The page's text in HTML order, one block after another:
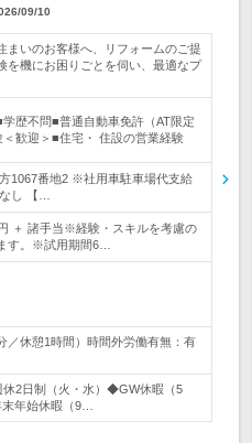
09/10
まいのお客様へ、リフォームのご提
を機にお困りごとを伺い、最適なプ
歴不問■普通自動車免許（AT限定
歓迎＞■住宅・ 住設の営業経験
1067番地2 ※社用車駐車場代支給
し 【…
＋ 諸手当※経験・スキルを考慮の
す。※試用期間6…
／休憩1時間）時間外労働有無：有
2日制（火・水）◆GW休暇（5
年始休暇（9…